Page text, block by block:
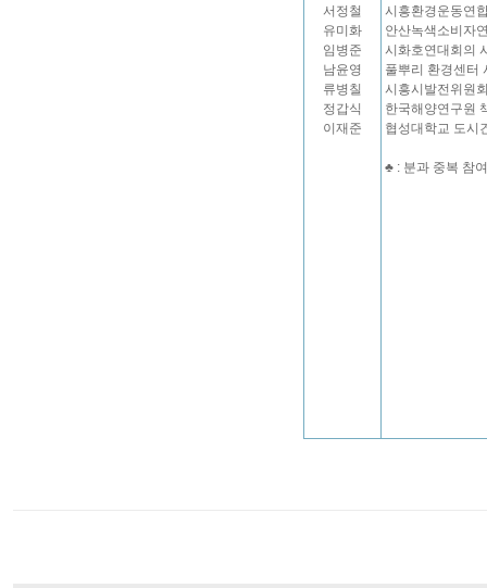
서정철
유미화
임병준
남윤영
류병칠
정갑식
이재준
시흥환경운동연
안산녹색소비자
시화호연대회의
풀뿌리 환경센터
시흥시발전위원
한국해양연구원
협성대학교 도시
♣ : 분과 중복 참